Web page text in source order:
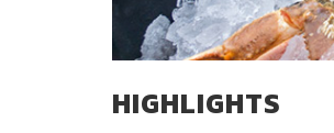
HIGHLIGHTS